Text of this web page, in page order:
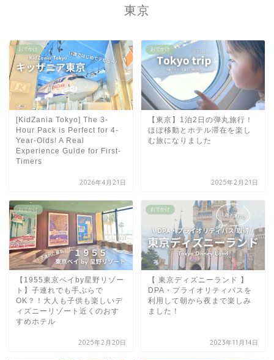
東京
おでかけ
[KidZania Tokyo] The 3-
Hour Pack is Perfect for 4-
Year-Olds! A Real
Experience Guide for First-
Timers
2026年4月21日
おでかけ
【東京】1泊2日の弾丸旅行！
ほぼ移動とホテル滞在を楽し
む旅になりました
2025年2月21日
おでかけ
【1955東京ベイby星野リゾー
ト】子連れでも手ぶらで
OK？！大人も子供も楽しいデ
ィズニーリゾート近くのおす
すめホテル
2025年2月20日
おでかけ
【 東京ディズニーランド 】
DPA・プライオリティパスを
利用して朝から夜まで楽しみ
ました！
2023年11月14日